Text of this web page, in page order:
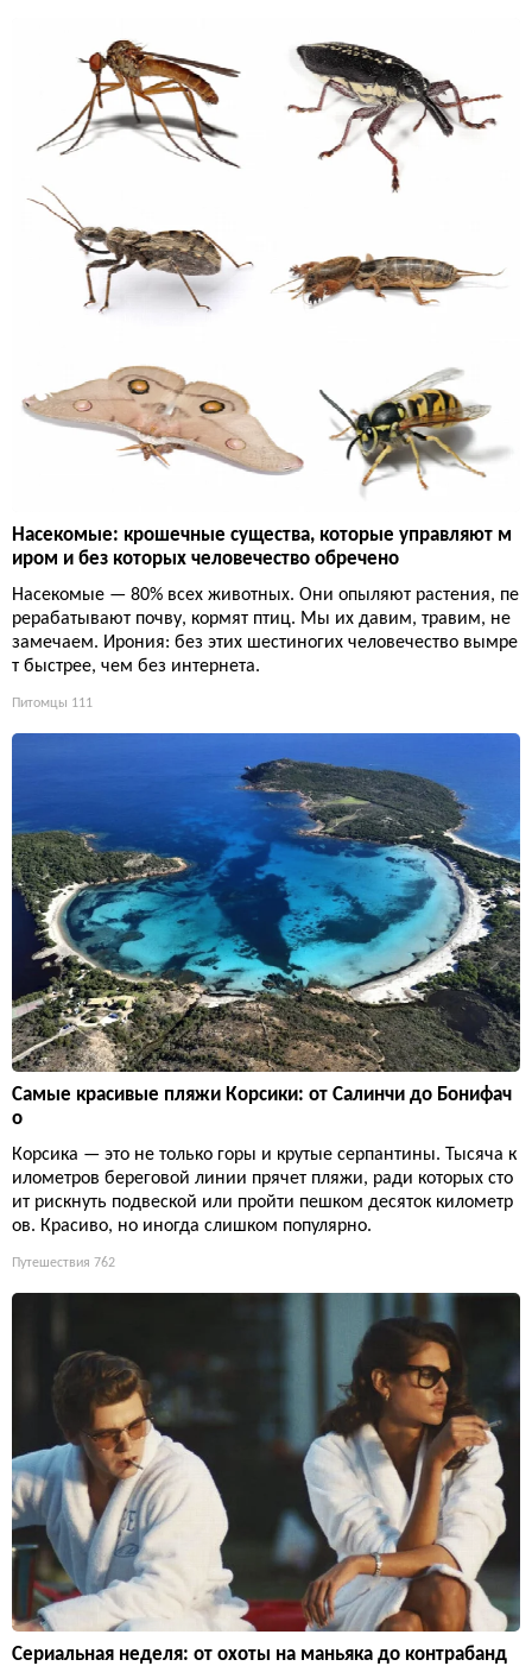
Насекомые: крошечные существа, которые управляют м
иром и без которых человечество обречено
Насекомые — 80% всех животных. Они опыляют растения, пе
рерабатывают почву, кормят птиц. Мы их давим, травим, не
замечаем. Ирония: без этих шестиногих человечество вымре
т быстрее, чем без интернета.
Питомцы 111
Самые красивые пляжи Корсики: от Салинчи до Бонифач
о
Корсика — это не только горы и крутые серпантины. Тысяча к
илометров береговой линии прячет пляжи, ради которых сто
ит рискнуть подвеской или пройти пешком десяток километр
ов. Красиво, но иногда слишком популярно.
Путешествия 762
Сериальная неделя: от охоты на маньяка до контрабанд